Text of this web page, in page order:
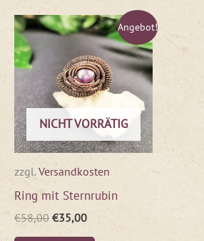
Angebot!
NICHT VORRÄTIG
zzgl.Versandkosten
Ring mit Sternrubin
€58,00
Ursprünglicher
Preis
€58,00
€35,00
Aktueller
Preis
€35,00.